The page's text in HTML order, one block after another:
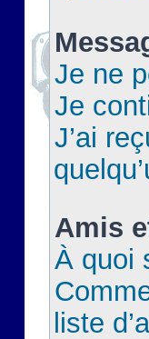
Je ne
Je
J’ai
Amis
À quoi
liste